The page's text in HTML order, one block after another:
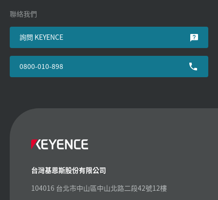
聯絡我們
詢問 KEYENCE
0800-010-898
台灣基恩斯股份有限公司
104016 台北市中山區中山北路二段42號12樓